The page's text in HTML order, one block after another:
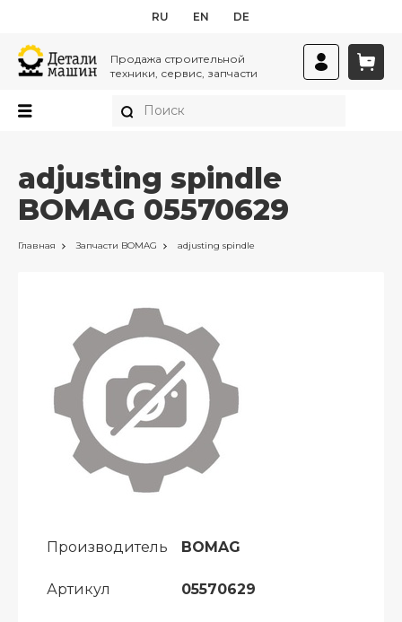
RU EN DE
Продажа строительной
техники, сервис, запчасти
adjusting spindle
BOMAG 05570629
Главная Запчасти BOMAG adjusting spindle
Производитель BOMAG
Артикул 05570629